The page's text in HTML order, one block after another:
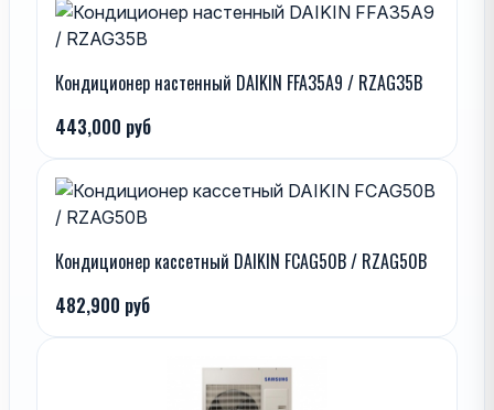
Кондиционер настенный DAIKIN FFA35A9 / RZAG35B
443,000 руб
Кондиционер кассетный DAIKIN FCAG50B / RZAG50B
482,900 руб